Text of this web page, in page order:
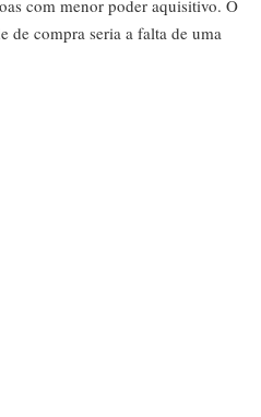
com menor poder aquisitivo. O
de compra seria a falta de uma